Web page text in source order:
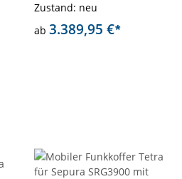
Zustand: neu
ab 3.389,95 €*